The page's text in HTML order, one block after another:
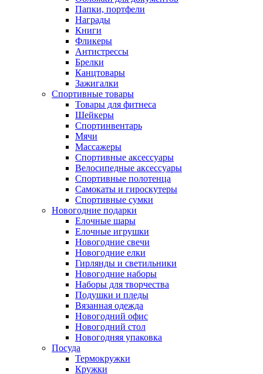
Папки, портфели
Награды
Книги
Фликеры
Антистрессы
Брелки
Канцтовары
Зажигалки
Спортивные товары
Товары для фитнеса
Шейкеры
Спортинвентарь
Мячи
Массажеры
Спортивные аксессуары
Велосипедные аксессуары
Спортивные полотенца
Самокаты и гироскутеры
Спортивные сумки
Новогодние подарки
Елочные шары
Елочные игрушки
Новогодние свечи
Новогодние елки
Гирлянды и светильники
Новогодние наборы
Наборы для творчества
Подушки и пледы
Вязанная одежда
Новогодний офис
Новогодний стол
Новогодняя упаковка
Посуда
Термокружки
Кружки